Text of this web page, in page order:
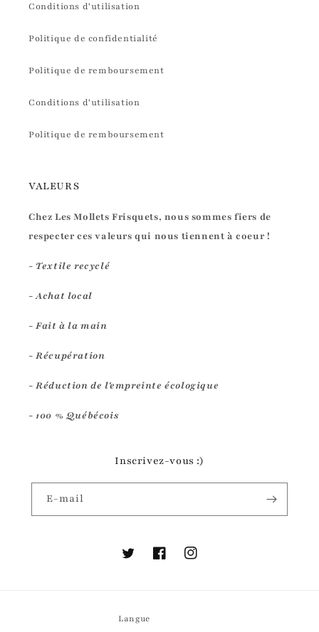
Conditions d'utilisation
Politique de confidentialité
Politique de remboursement
Conditions d'utilisation
Politique de remboursement
VALEURS
Chez Les Mollets Frisquets, nous sommes fiers de
respecter ces valeurs qui nous tiennent à coeur !
- Textile recyclé
- Achat local
- Fait à la main
- Récupération
- Réduction de l'empreinte écologique
- 100 % Québécois
Inscrivez-vous :)
E-mail
TwitterFacebookInstagram
Langue